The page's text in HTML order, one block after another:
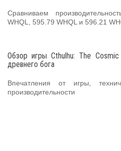
Сравниваем
WHQL, 595.79 WHQL и 596.21
Обзор игры Cthulhu: The
древнего бога
Впечатления от игры,
производительности